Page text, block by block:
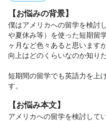
【お悩みの背景】
僕はアメリカへの留学を検討
や夏休み等）を使った短期留
ヶ月など色々あると思います
向上はどのくらいなのか知り
短期間の留学でも英語力を上
す。
【お悩み本文】
アメリカへの留学を検討して